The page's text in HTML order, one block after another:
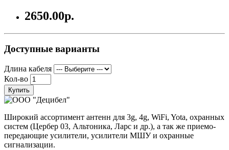
2650.00р.
Доступные варианты
Длина кабеля
Кол-во
Купить
Широкий ассортимент антенн для 3g, 4g, WiFi, Yota, охранных
систем (Цербер 03, Альтоника, Ларс и др.), а так же приемо-
передающие усилители, усилители МШУ и охранные
сигнализации.